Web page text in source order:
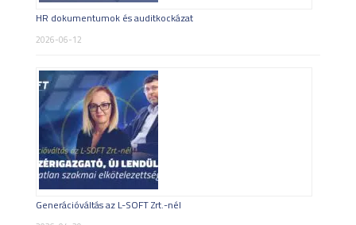
HR dokumentumok és auditkockázat
2026-06-12
Generációváltás az L-SOFT Zrt.-nél